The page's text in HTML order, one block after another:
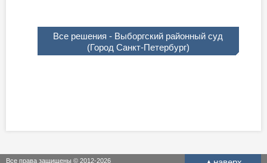
Все решения - Выборгский районный суд
(Город Санкт-Петербург)
Все права защищены © 2012-2026